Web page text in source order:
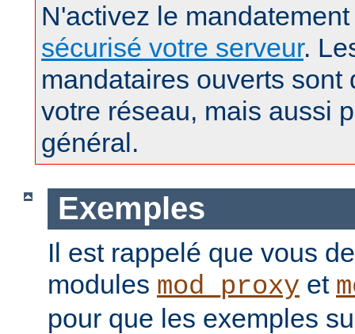
N'activez le
sécurisé votre serveur.
mandataires ouverts sont
votre réseau, mais aussi
général.
Exemples
Il est rappelé que vous
modules mod_proxy et
pour que les exemples